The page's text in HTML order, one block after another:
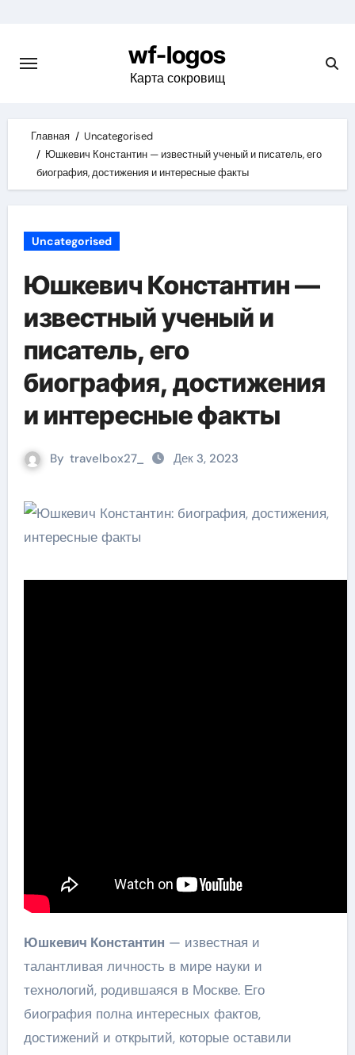
content
wf-logos
Карта сокровищ
Главная
Uncategorised
Юшкевич Константин — известный ученый и писатель, его
биография, достижения и интересные факты
Uncategorised
Юшкевич Константин —
известный ученый и
писатель, его
биография, достижения
и интересные факты
By travelbox27_ Дек 3, 2023
Юшкевич Константин — известная и
талантливая личность в мире науки и
технологий, родившаяся в Москве. Его
биография полна интересных фактов,
достижений и открытий, которые оставили